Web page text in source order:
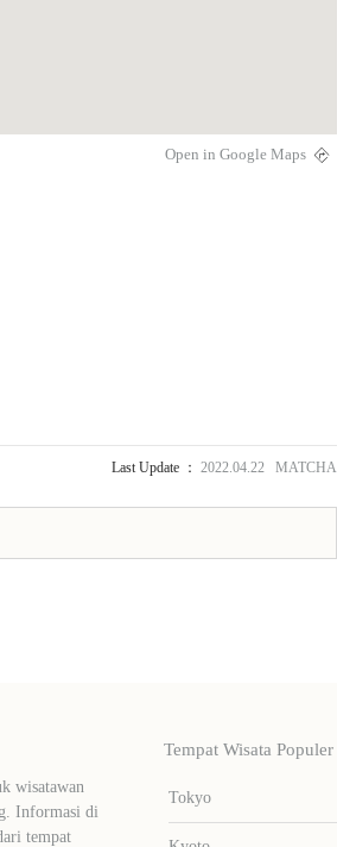
Open in Google Maps
Last Update ： 2022.04.22 MATCHA
wisatawan
Informasi di
tempat
Tempat Wisata Populer
Tokyo